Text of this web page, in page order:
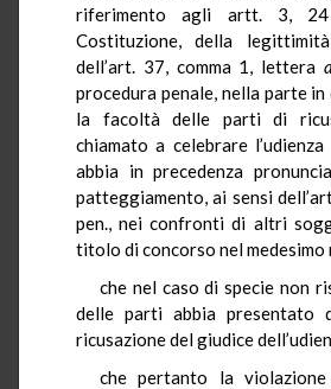
riferimento agli artt. 3,
Costituzione, della
dell’art. 37, comma 1, lettera a
procedura penale, nella parte
la facoltà delle parti di
chiamato a celebrare
abbia in precedenza
patteggiamento, ai sensi
pen., nei confronti di altri
titolo di concorso nel medesimo
che nel caso di specie non
delle parti abbia presentato
ricusazione del giudice
che pertanto la